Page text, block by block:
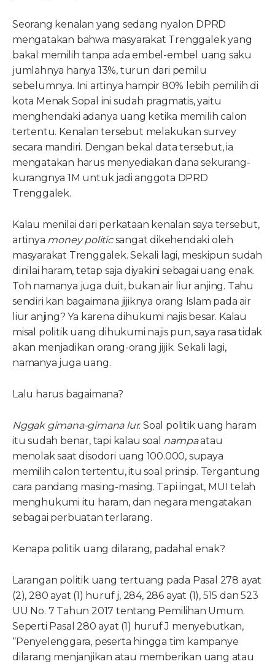
Seorang kenalan yang sedang nyalon DPRD
mengatakan bahwa masyarakat Trenggalek yang
bakal memilih tanpa ada embel-embel uang saku
jumlahnya hanya 13%, turun dari pemilu
sebelumnya. Ini artinya hampir 80% lebih pemilih di
kota Menak Sopal ini sudah pragmatis, yaitu
menghendaki adanya uang ketika memilih calon
tertentu. Kenalan tersebut melakukan survey
secara mandiri. Dengan bekal data tersebut, ia
mengatakan harus menyediakan dana sekurang-
kurangnya 1M untuk jadi anggota DPRD
Trenggalek.
Kalau menilai dari perkataan kenalan saya tersebut,
artinya money politicsangat dikehendaki oleh
masyarakat Trenggalek. Sekali lagi, meskipun sudah
dinilai haram, tetap saja diyakini sebagai uang enak.
Toh namanya juga duit, bukan air liur anjing. Tahu
sendiri kan bagaimana jijiknya orang Islam pada air
liur anjing? Ya karena dihukumi najis besar. Kalau
misal politik uang dihukumi najis pun, saya rasa tidak
akan menjadikan orang-orang jijik. Sekali lagi,
namanya juga uang.
Lalu harus bagaimana?
Nggak gimana-gimana lur. Soal politik uang haram
itu sudah benar, tapi kalau soal nampaatau
menolak saat disodori uang 100.000, supaya
memilih calon tertentu, itu soal prinsip. Tergantung
cara pandang masing-masing. Tapi ingat, MUI telah
menghukumi itu haram, dan negara mengatakan
sebagai perbuatan terlarang.
Kenapa politik uang dilarang, padahal enak?
Larangan politik uang tertuang pada Pasal 278 ayat
(2), 280 ayat (1) huruf j, 284, 286 ayat (1), 515 dan 523
UU No. 7 Tahun 2017 tentang Pemilihan Umum.
Seperti Pasal 280 ayat (1) huruf J menyebutkan,
“Penyelenggara, peserta hingga tim kampanye
dilarang menjanjikan atau memberikan uang atau